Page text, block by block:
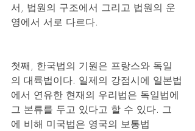
서, 법원의 구조에서 그리고 법원의 운
영에서 서로 다르다.
첫째, 한국법의 기원은 프랑스와 독일
의 대륙법이다. 일제의 강점시에 일본법
에서 연유한 현재의 우리법은 독일법에
그 본류를 두고 있다고 할 수 있다. 그
에 비해 미국법은 영국의 보통법